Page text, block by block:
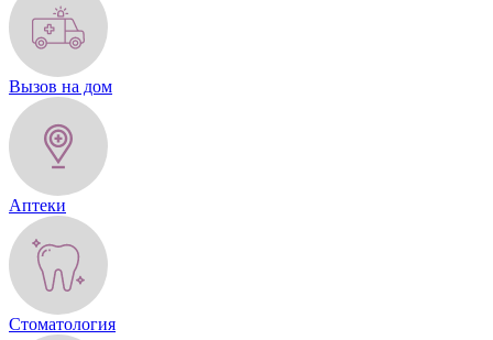
Вызов на дом
Аптеки
Стоматология